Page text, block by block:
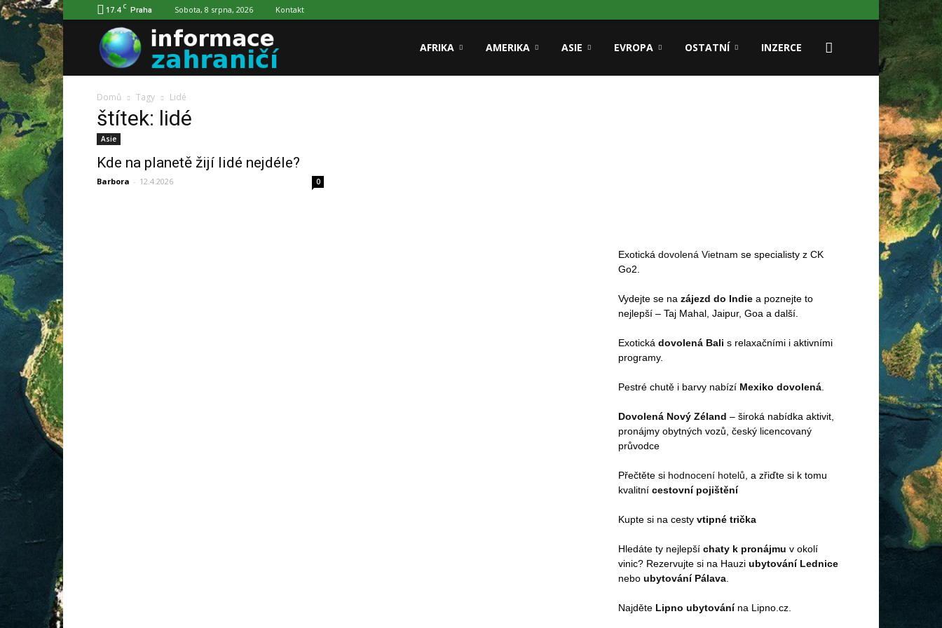
17.4 C Praha Sobota, 8 srpna, 2026 Kontakt
zahraničí
AFRIKA AMERIKA ASIE EVROPA OSTATNÍ INZERCE
Domů Tagy Lidé
štítek: lidé
Asie
Kde na planetě žijí lidé nejdéle?
Barbora - 12.4.2026 0
Exotická dovolená Vietnam se specialisty z CK
Go2.
Vydejte se na zájezd do Indie a poznejte to
nejlepší – Taj Mahal, Jaipur, Goa a další.
Exotická dovolená Bali s relaxačními i aktivními
programy.
Pestré chutě i barvy nabízí Mexiko dovolená
Dovolená Nový Zéland – široká nabídka aktivit,
pronájmy obytných vozů, český licencovaný
průvodce
Přečtěte si hodnocení hotelů , a zřiďte si k tomu
kvalitní cestovní pojištění
Kupte si na cesty vtipné trička
Hledáte ty nejlepší chaty k pronájmu v okolí
vinic? Rezervujte si na Hauzi ubytování Lednice
nebo ubytování Pálava
Najděte Lipno ubytovánína Lipno.cz.